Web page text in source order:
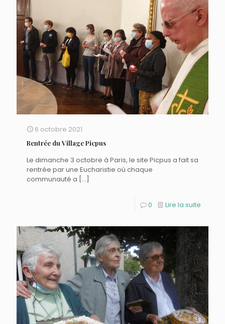
6 octobre 2021
Rentrée du Village Picpus
Le dimanche 3 octobre à Paris, le site Picpus a fait sa
rentrée par une Eucharistie où chaque
communauté a […]
0 Lire la suite